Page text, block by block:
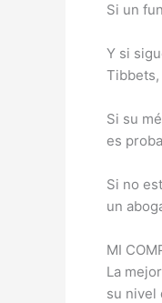
Si un
Y si
Si su
es
Si no
un
MI
La
su nivel